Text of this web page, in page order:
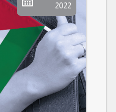
2022